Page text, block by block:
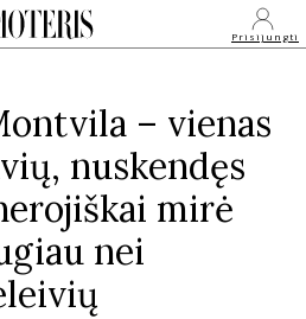
Prisijungti
– vienas
nuskendęs
mirė
nei